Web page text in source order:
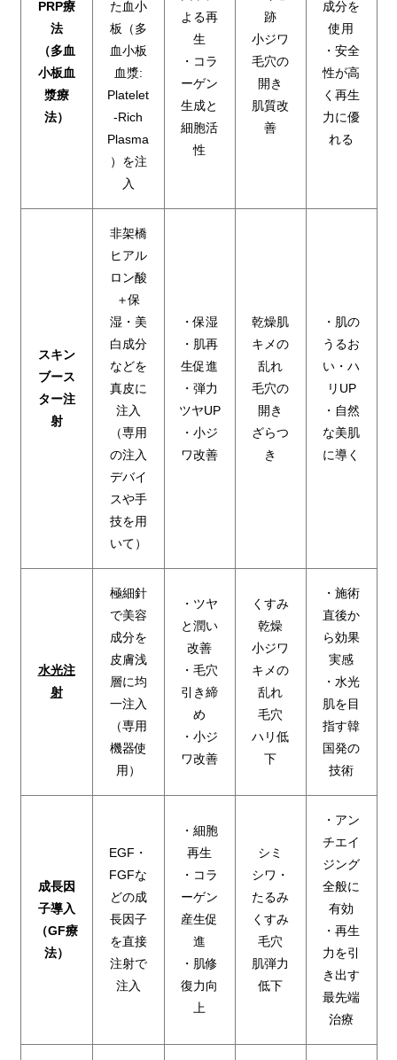
PRP療
法
（多血
小板血
漿療
法）
た血小
板（多
血小板
血漿:
Platelet
-Rich
Plasma
）を注
入
よる再
生
・コラ
ーゲン
生成と
細胞活
性
跡
小ジワ
毛穴の
開き
肌質改
善
成分を
使用
・安全
性が高
く再生
力に優
れる
スキン
ブース
ター注
射
非架橋
ヒアル
ロン酸
＋保
湿・美
白成分
などを
真皮に
注入
（専用
の注入
デバイ
スや手
技を用
いて）
・保湿
・肌再
生促進
・弾力
ツヤUP
・小ジ
ワ改善
乾燥肌
キメの
乱れ
毛穴の
開き
ざらつ
き
・肌の
うるお
い・ハ
リUP
・自然
な美肌
に導く
水光注
射
極細針
で美容
成分を
皮膚浅
層に均
一注入
（専用
機器使
用）
・ツヤ
と潤い
改善
・毛穴
引き締
め
・小ジ
ワ改善
くすみ
乾燥
小ジワ
キメの
乱れ
毛穴
ハリ低
下
・施術
直後か
ら効果
実感
・水光
肌を目
指す韓
国発の
技術
成長因
子導入
（GF療
法）
EGF・
FGFな
どの成
長因子
を直接
注射で
注入
・細胞
再生
・コラ
ーゲン
産生促
進
・肌修
復力向
上
シミ
シワ・
たるみ
くすみ
毛穴
肌弾力
低下
・アン
チエイ
ジング
全般に
有効
・再生
力を引
き出す
最先端
治療